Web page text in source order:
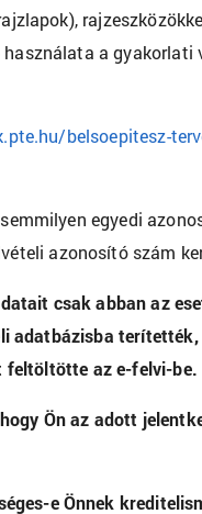
a gyakorlati
belsoepitesz-
egyedi
azonosító szám
csak abban az
adatbázisba terítették,
feltöltötte az e-felvi-be.
Ön az adott
e Önnek